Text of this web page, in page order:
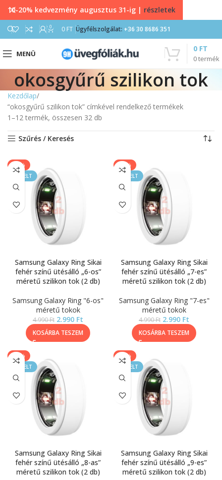
0 0 FT Ügyfélszolgálat: +36 30 8686 351
MENÜ
0termék
0 FT
okosgyűrű szilikon tok
Kezdőlap
“okosgyűrű szilikon tok” címkével rendelkező termékek
1–12 termék, összesen 32 db
Szűrés / Keresés
-40%
KIEMELT
Samsung Galaxy Ring Sikai
fehér színű ütésálló „6-os”
méretű szilikon tok (2 db)
Samsung Galaxy Ring "6-os"
méretű tokok
4.990Ft 2.990 Ft
KOSÁRBA TESZEM
-40%
KIEMELT
Samsung Galaxy Ring Sikai
fehér színű ütésálló „7-es”
méretű szilikon tok (2 db)
Samsung Galaxy Ring "7-es"
méretű tokok
4.990Ft 2.990 Ft
KOSÁRBA TESZEM
-40%
KIEMELT
Samsung Galaxy Ring Sikai
fehér színű ütésálló „8-as”
méretű szilikon tok (2 db)
-40%
KIEMELT
Samsung Galaxy Ring Sikai
fehér színű ütésálló „9-es”
méretű szilikon tok (2 db)
10-20% kedvezmény augusztus 31-ig | részletek